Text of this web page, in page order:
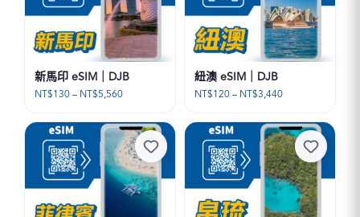
NT$932
NT$9,960
新馬印 eSIM｜DJB
NT$130 – NT$5,560價
範
圍：
NT$130
到
NT$5,560
紐澳 eSIM｜DJB
NT$120 – NT$3,440價
範
圍：
NT$120
到
NT$3,440